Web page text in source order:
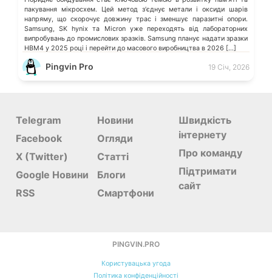
пакування мікросхем. Цей метод зʼєднує метали і оксиди шарів
напряму, що скорочує довжину трас і зменшує паразитні опори.
Samsung, SK hynix та Micron уже переходять від лабораторних
випробувань до промислових зразків. Samsung планує надати зразки
HBM4 у 2025 році і перейти до масового виробництва в 2026 […]
Pingvin Pro 19 Січ, 2026
Telegram
Facebook
X (Twitter)
Google Новини
RSS
Новини
Огляди
Статті
Блоги
Смартфони
Швидкість
інтернету
Про команду
Підтримати
сайт
PINGVIN.PRO
Користувацька угода
Політика конфіденційності